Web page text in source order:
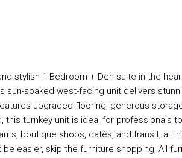
stylish 1 Bedroom + Den suite in the
soaked west-facing unit delivers
upgraded flooring, generous
turnkey unit is ideal for professionals
boutique shops, cafés, and transit, all
easier, skip the furniture shopping, All